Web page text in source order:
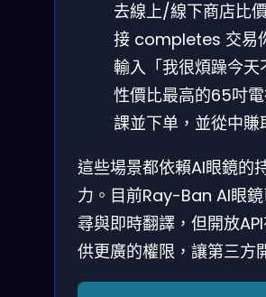
去線上/線下商店比
接 completes 交易
輸入「我很煩躁今
性價比最高的65吋
課並下单，並從中賺
這些場景都依賴AI眼鏡的
力。目前Ray-Ban AI眼
尋與即時翻譯，但開放
供更廣的權限，讓第三方